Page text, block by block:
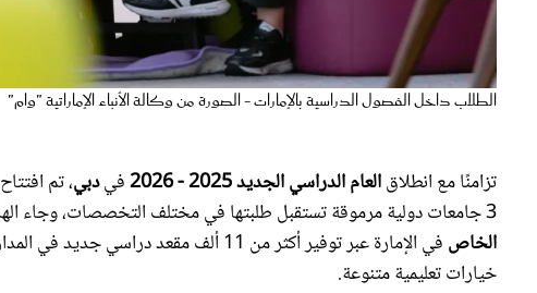
الطلاب داخل الفصول الدراسية بالإمارات - الصورة من وكالة الأنباء الإماراتية "وام"
تزامنًا مع انطلاقالعام الدراسي الجديد 2025 - 2026 فيدبي، تم افتتاح 16 مركزاً جديداً
3 جامعات دولية مرموقة تستقبل طلبتها في مختلف التخصصات، وجاء الهدف من تلك الخطوة لدعم زيادة الطاقة الاستيعابية
الخاص
خيارات تعليمية متنوعة.